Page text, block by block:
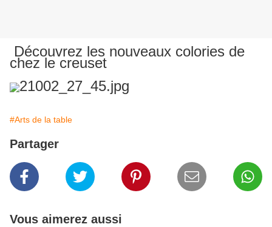
Découvrez les nouveaux colories de
chez le creuset
#Arts de la table
Partager
Vous aimerez aussi